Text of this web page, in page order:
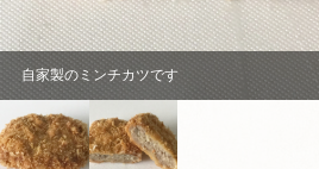
自家製のミンチカツです